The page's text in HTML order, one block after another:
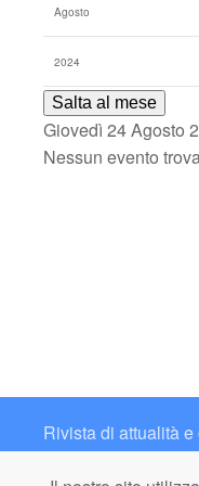
Salta al mese
Giovedì 24 Agosto
Nessun evento
Rivista di attualità
Contatto: